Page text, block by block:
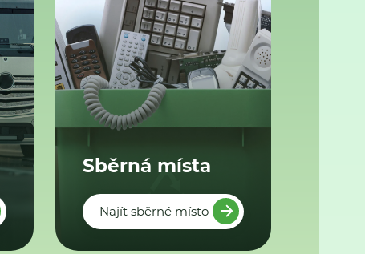
Sběrná místa
Najít sběrné místo